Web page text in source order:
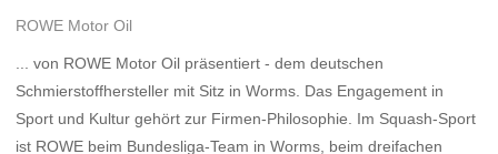
ROWE Motor Oil
... von ROWE Motor Oil präsentiert - dem deutschen
Schmierstoffhersteller mit Sitz in Worms. Das Engagement in
Sport und Kultur gehört zur Firmen-Philosophie. Im Squash-Sport
ist ROWE beim Bundesliga-Team in Worms, beim dreifachen